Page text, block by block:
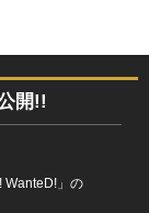
開!!
WanteD!」の